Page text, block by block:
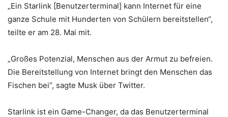
„Ein Starlink [Benutzerterminal] kann Internet für eine
ganze Schule mit Hunderten von Schülern bereitstellen“,
teilte er am 28. Mai mit.
„Großes Potenzial, Menschen aus der Armut zu befreien.
Die Bereitstellung von Internet bringt den Menschen das
Fischen bei“, sagte Musk über Twitter.
Starlink ist ein Game-Changer, da das Benutzerterminal